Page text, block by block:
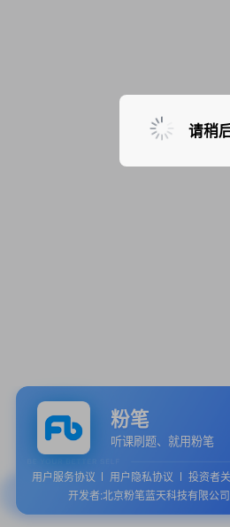
暂无课程，敬
粉笔
听课刷题、就用粉笔
用户服务协议 用户隐私协议 投资者
开发者:北京粉笔蓝天科技有限公司
请稍